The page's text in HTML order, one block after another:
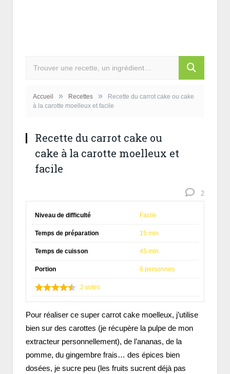
Accueil » Recettes »
Recette du carrot cake ou cake
à la carotte moelleux et facile
Recette du carrot cake ou
cake à la carotte moelleux et
facile
2
Niveau de difficulté Facile
Temps de préparation 15 min
Temps de cuisson 45 min
Portion 6 personnes
2 votes
Pour réaliser ce super carrot cake moelleux, j’utilise
bien sur des carottes (je récupère la pulpe de mon
extracteur personnellement), de l’ananas, de la
pomme, du gingembre frais… des épices bien
dosées, je sucre peu (les fruits sucrent déjà pas